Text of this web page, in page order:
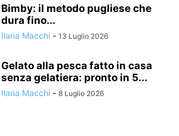
Bimby: il metodo pugliese che
dura fino...
Ilaria Macchi - 13 Luglio 2026
Gelato alla pesca fatto in casa
senza gelatiera: pronto in 5...
Ilaria Macchi - 8 Luglio 2026